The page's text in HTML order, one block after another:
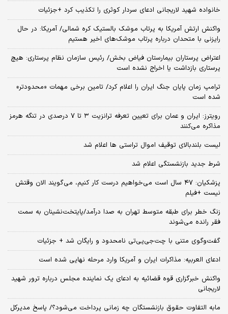
خانواده شهید لاریجانی ادعای سردار کوثری را تکذیب کرد +جزئیات
واکنش ارتش آمریکا به پرتاب موشک بالستیک کره شمالی/ آمریکا: در حال
رایزنی با متحدان درباره پرتاب موشک‌های اخیر هستیم
اعتراض پرستاران بیمارستان فیاض بخش/ رئیس سازمان نظام پرستاری: هیچ
پرستاری بازداشت یا اخراج نشده است
ترامپ زمان پایان جنگ ایران را اعلام کرد/ تامین برخی مهمات «محدودتر»
شده است
رویترز: ایران و عمان برای تعیین تعرفه ترانزیت ۳ تا ۷ درصدی در تنگه هرمز
مذاکره می‌کنند
لیست بلندبالای توقیف اموال تراستی ها اعلام شد
شرط جدید بازنشستگی اعلام شد
پزشکیان: ۴۷ سال است می‌خواهیم درست کار کنیم، می‌گویند الان وقتش
نیست +فیلم
زنگ خطر برای طبقه متوسط تهران به صدا درآمد/پایتخت‌نشینان به سمت
فقر رانده می‌شوند
گفت‌وگوی متنی با چت‌جی‌پی‌تی نامحدود و رایگان شد + جزئیات
ادعای العربیه: مذاکرات ایران و آمریکا وارد مرحله نهایی شده است
واکنش خبرگزاری قوه قضائیه به ادعای یک نماینده مجلس درباره ترور شهید
لاریجانی
مابه التفاوت حقوق بازنشستگان چه زمانی پرداخت می‌شود؟/ پاسخ مدیرکل